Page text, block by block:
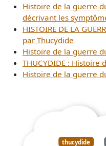
Histoire de la guerre
décrivant les
HISTOIRE DE LA
par Thucydide
Histoire de la guerre
THUCYDIDE : Histoire
Histoire de la guerre
thucydide